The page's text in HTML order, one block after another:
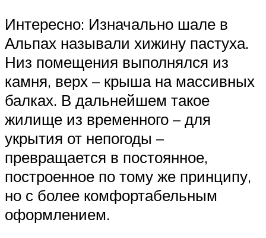
Интересно: Изначально шале в
Альпах называли хижину пастуха.
Низ помещения выполнялся из
камня, верх – крыша на массивных
балках. В дальнейшем такое
жилище из временного – для
укрытия от непогоды –
превращается в постоянное,
построенное по тому же принципу,
но с более комфортабельным
оформлением.